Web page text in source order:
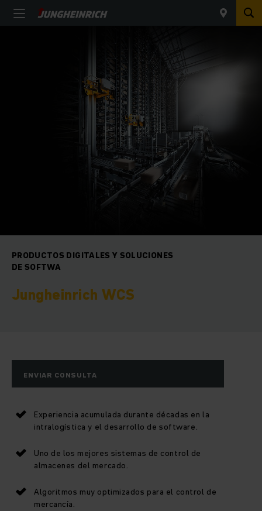
PRODUCTOS DIGITALES Y SOLUCIONES
DE SOFTWA
Jungheinrich WCS
ENVIAR CONSULTA
Experiencia acumulada durante décadas en la
intralogística y el desarrollo de software.
Uno de los mejores sistemas de control de
almacenes del mercado.
Algoritmos muy optimizados para el control de
mercancía.